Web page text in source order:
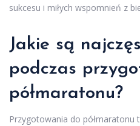
sukcesu i miłych wspomnień z
Jakie są
podczas
półmaratonu?
Przygotowania do półmaratonu